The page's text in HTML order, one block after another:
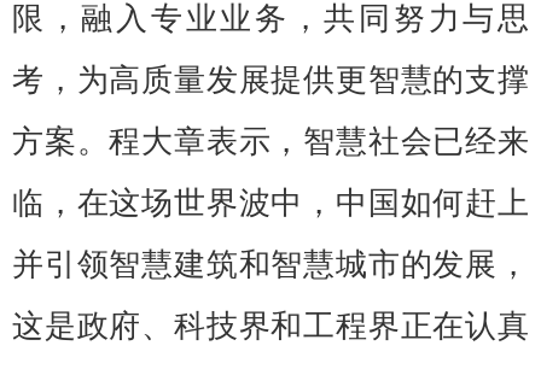
限，融入专业业务，共同努力与思
考，为高质量发展提供更智慧的支撑
方案。程大章表示，智慧社会已经来
临，在这场世界波中，中国如何赶上
并引领智慧建筑和智慧城市的发展，
这是政府、科技界和工程界正在认真